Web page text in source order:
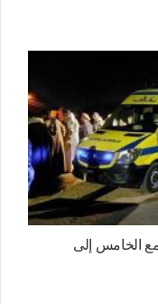
الخامس إلى